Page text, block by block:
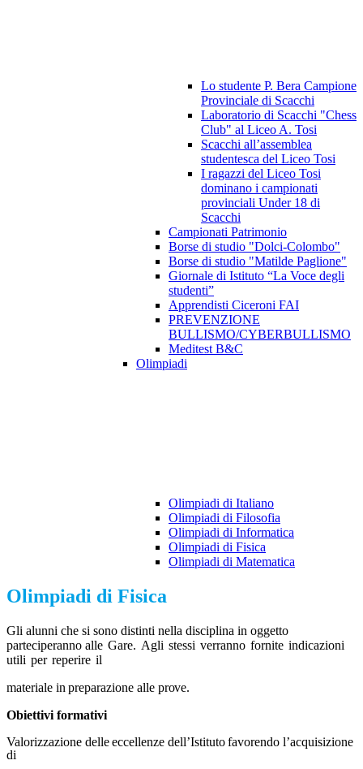
Lo studente P. Bera Campione
Provinciale di Scacchi
Laboratorio di Scacchi "Chess
Club" al Liceo A. Tosi
Scacchi all’assemblea
studentesca del Liceo Tosi
I ragazzi del Liceo Tosi
dominano i campionati
provinciali Under 18 di
Scacchi
Campionati Patrimonio
Borse di studio "Dolci-Colombo"
Borse di studio "Matilde Paglione"
Giornale di Istituto “La Voce degli
studenti”
Apprendisti Ciceroni FAI
PREVENZIONE
BULLISMO/CYBERBULLISMO
Meditest B&C
Olimpiadi
Olimpiadi di Italiano
Olimpiadi di Filosofia
Olimpiadi di Informatica
Olimpiadi di Fisica
Olimpiadi di Matematica
Olimpiadi di Fisica
Gli alunni che si sono distinti nella disciplina in oggetto
parteciperanno alle Gare. Agli stessi verranno fornite indicazioni
utili per reperire il
materiale in preparazione alle prove.
Obiettivi formativi
Valorizzazione delle eccellenze dell’Istituto favorendo l’acquisizione
di